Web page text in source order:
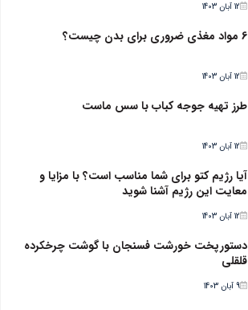
12 آبان 1403
6 مواد مغذی ضروری برای بدن چیست؟
12 آبان 1403
طرز تهیه جوجه کباب با سس ماست
12 آبان 1403
آیا رژیم کتو برای شما مناسب است؟ با مزایا و
معایت این رژیم آشنا شوید
12 آبان 1403
دستورپخت خورشت فسنجان با گوشت چرخکرده
قلقلی
9 آبان 1403